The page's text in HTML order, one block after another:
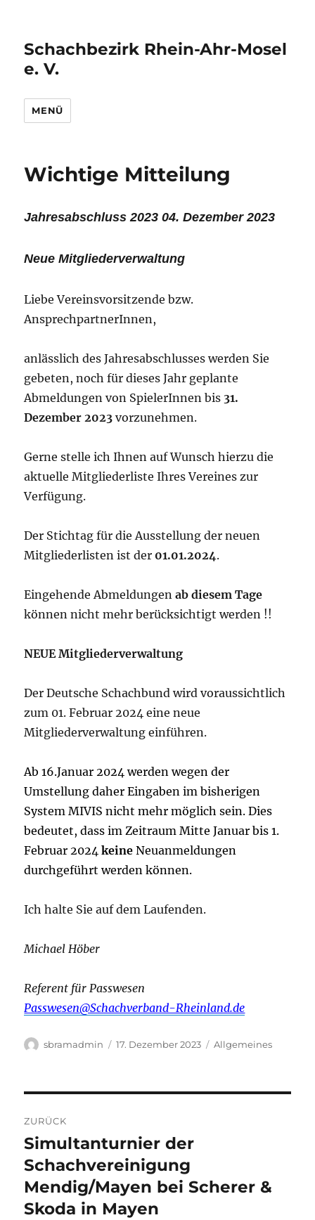
Schachbezirk Rhein-Ahr-Mosel
e. V.
MENÜ
Wichtige Mitteilung
Jahresabschluss 2023 04. Dezember 2023
Neue Mitgliederverwaltung
Liebe Vereinsvorsitzende bzw.
AnsprechpartnerInnen,
anlässlich des Jahresabschlusses werden Sie
gebeten, noch für dieses Jahr geplante
Abmeldungen von SpielerInnen bis 31.
Dezember 2023 vorzunehmen.
Gerne stelle ich Ihnen auf Wunsch hierzu die
aktuelle Mitgliederliste Ihres Vereines zur
Verfügung.
Der Stichtag für die Ausstellung der neuen
Mitgliederlisten ist der 01.01.2024.
Eingehende Abmeldungenab diesem Tage
können nicht mehr berücksichtigt werden !!
NEUE Mitgliederverwaltung
Der Deutsche Schachbund wird voraussichtlich
zum 01. Februar 2024 eine neue
Mitgliederverwaltung einführen.
Ab 16.Januar 2024 werden wegen der
Umstellung daher Eingaben im bisherigen
System MIVIS nicht mehr möglich sein. Dies
bedeutet, dass im Zeitraum Mitte Januar bis 1.
Februar 2024keineNeuanmeldungen
durchgeführt werden können.
Ich halte Sie auf dem Laufenden.
Michael Höber
Referent für Passwesen
Passwesen@Schachverband-Rheinland.de
Autor
sbramadmin
Veröffentlicht
17. Dezember 2023 Kategorien
Allgemeines
ZURÜCK
Vorheriger
Beitrag:
Simultanturnier der
Schachvereinigung
Mendig/Mayen bei Scherer &
Skoda in Mayen